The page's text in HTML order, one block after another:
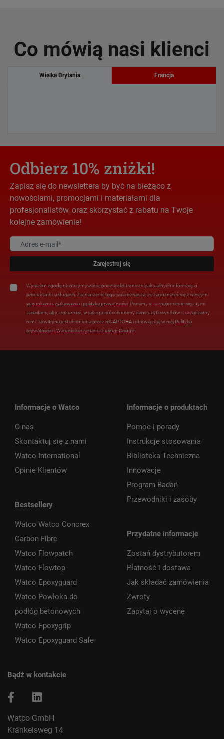
Co mówią nasi klienci
Wielka Brytania Francja
Odbierz 10% zniżki!
Zapisz się do newslettera by być na bieżąco z
nowościami, promocjami i materiałami dla
profesjonalistów, oraz skorzystać z rabatu na Twoje
kolejne zamówienie!
Zarejestruj się
Wyrażam zgodę na otrzymywanie pocztą elektroniczną aktualnych informacji o
produktach i usługach. Zaznaczenie tego pola oznacza, że zapoznałeś się z naszymi
warunkami użytkowania ipolityką prywatności . Prosimy o zaznajomienie się z tymi
zasadami, aby zrozumieć, w jaki sposób chronimy dane użytkowników i zarządzamy
nimi. Ta witryna jest chroniona przez reCAPTCHA i obowiązują w niej Polityka
prywatności iWarunki korzystania z usług Google
Informacje o Watco
O nas
Skontaktuj się z nami
Watco International
Opinie Klientów
Bestsellery
Watco Watco Concrex
Carbon Fibre
Watco Flowpatch
Watco Flowtop
Watco Epoxyguard
Watco Powłoka do
podłóg betonowych
Watco Epoxygrip
Watco Epoxyguard Safe
Informacje o produktach
Pomoc i porady
Instrukcje stosowania
Biblioteka Techniczna
Innowacje
Program Badań
Przewodniki i zasoby
Przydatne informacje
Zostań dystrybutorem
Płatność i dostawa
Jak składać zamówienia
Zwroty
Zapytaj o wycenę
Bądź w kontakcie
Watco GmbH
Kränkelsweg 14